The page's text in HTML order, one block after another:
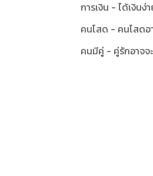
การเงิน - ได้เงิน
คนโสด - คนโสดอ
คนมีคู่ - คู่รักอาจจ